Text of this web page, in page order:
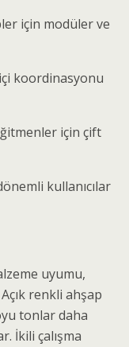
için modüler ve
koordinasyonu
için çift
kullanıcılar
uyumu,
renkli ahşap
tonlar daha
İkili çalışma